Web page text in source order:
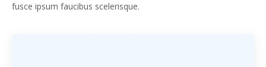
fusce ipsum faucibus scelerisque.